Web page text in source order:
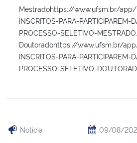
Mestradohttps://www.ufsm.br/
INSCRITOS-PARA-PARTICIPAREM-
PROCESSO-SELETIVO-
Doutoradohttps://www.ufsm.br/
INSCRITOS-PARA-PARTICIPAREM-
PROCESSO-SELETIVO-
Notícia 09/08/